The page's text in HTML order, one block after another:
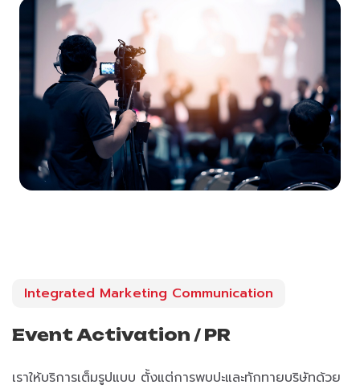
Integrated Marketing Communication
Event Activation / PR
เราให้บริการเต็มรูปแบบ ตั้งแต่การพบปะและทักทายบริษัทด้วย